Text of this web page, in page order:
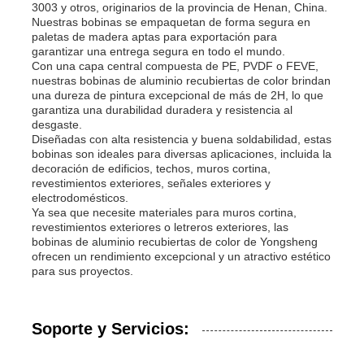
3003 y otros, originarios de la provincia de Henan, China.
Nuestras bobinas se empaquetan de forma segura en
paletas de madera aptas para exportación para
garantizar una entrega segura en todo el mundo.
Con una capa central compuesta de PE, PVDF o FEVE,
nuestras bobinas de aluminio recubiertas de color brindan
una dureza de pintura excepcional de más de 2H, lo que
garantiza una durabilidad duradera y resistencia al
desgaste.
Diseñadas con alta resistencia y buena soldabilidad, estas
bobinas son ideales para diversas aplicaciones, incluida la
decoración de edificios, techos, muros cortina,
revestimientos exteriores, señales exteriores y
electrodomésticos.
Ya sea que necesite materiales para muros cortina,
revestimientos exteriores o letreros exteriores, las
bobinas de aluminio recubiertas de color de Yongsheng
ofrecen un rendimiento excepcional y un atractivo estético
para sus proyectos.
Soporte y Servicios: